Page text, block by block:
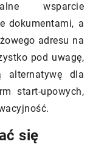
wsparcie
dokumentami, a
adresu na
pod uwagę,
alternatywę dla
start-upowych,
się